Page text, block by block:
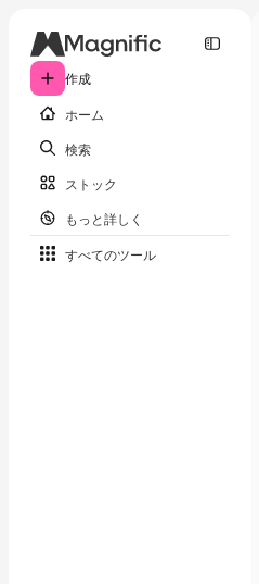
作成
ホーム
検索
ストック
もっと詳しく
すべてのツール